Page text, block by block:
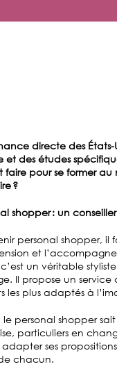
directe des
et des études
faire pour se former au
?
shopper : un
personal shopper, il
et
un véritable
Il propose un
les plus adaptés à
le personal shopper
particuliers en
ses
chacun.